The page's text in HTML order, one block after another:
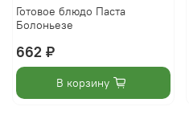
Готовое блюдо Паста
Болоньезе
662 ₽
В корзину